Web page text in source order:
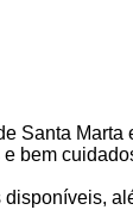
Santa Marta
bem
disponíveis,